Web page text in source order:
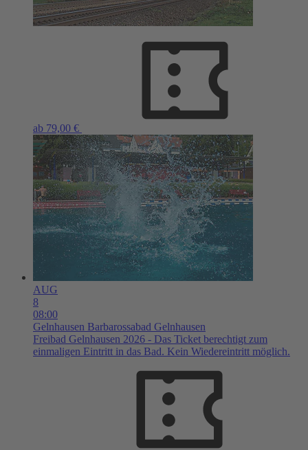
ab 79,00 €
AUG
8
08:00
Gelnhausen Barbarossabad Gelnhausen
Freibad Gelnhausen 2026 - Das Ticket berechtigt zum
einmaligen Eintritt in das Bad. Kein Wiedereintritt möglich.